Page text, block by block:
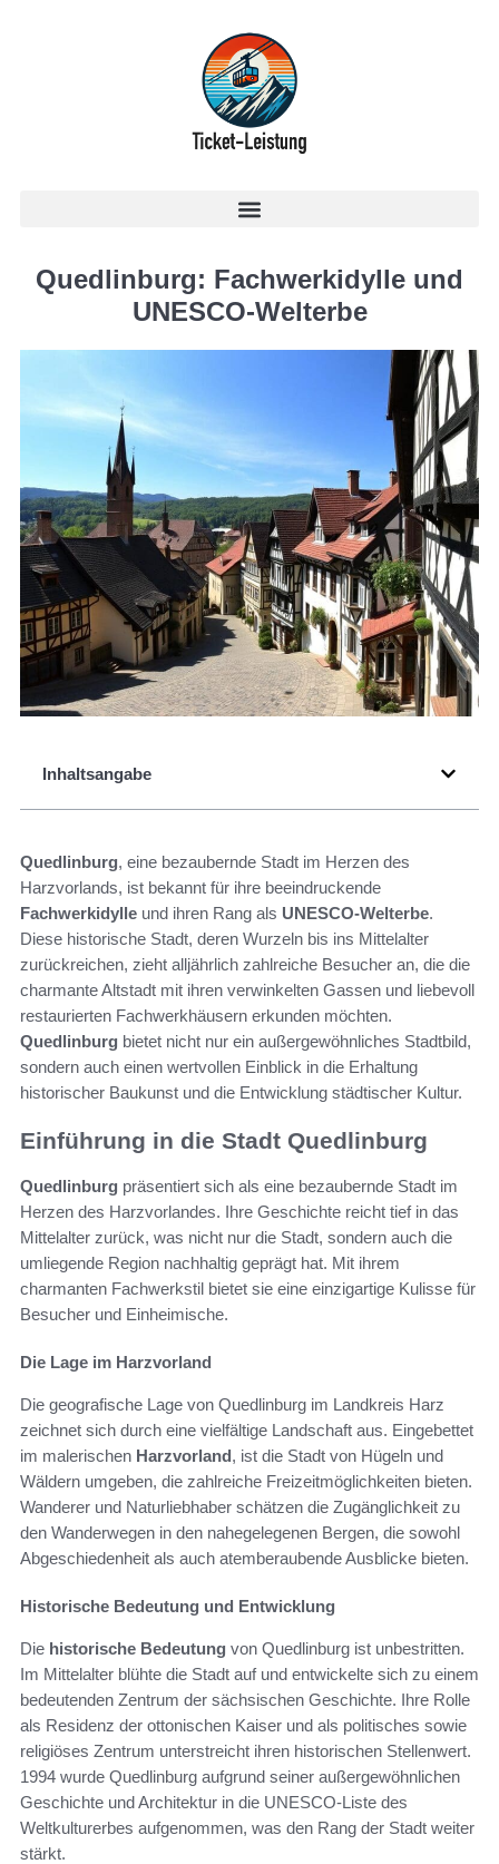
Quedlinburg: Fachwerkidylle und
UNESCO-Welterbe
Inhaltsangabe
Quedlinburg, eine bezaubernde Stadt im Herzen des
Harzvorlands, ist bekannt für ihre beeindruckende
Fachwerkidylle und ihren Rang als UNESCO-Welterbe.
Diese historische Stadt, deren Wurzeln bis ins Mittelalter
zurückreichen, zieht alljährlich zahlreiche Besucher an, die die
charmante Altstadt mit ihren verwinkelten Gassen und liebevoll
restaurierten Fachwerkhäusern erkunden möchten.
Quedlinburg bietet nicht nur ein außergewöhnliches Stadtbild,
sondern auch einen wertvollen Einblick in die Erhaltung
historischer Baukunst und die Entwicklung städtischer Kultur.
Einführung in die Stadt Quedlinburg
Quedlinburg präsentiert sich als eine bezaubernde Stadt im
Herzen des Harzvorlandes. Ihre Geschichte reicht tief in das
Mittelalter zurück, was nicht nur die Stadt, sondern auch die
umliegende Region nachhaltig geprägt hat. Mit ihrem
charmanten Fachwerkstil bietet sie eine einzigartige Kulisse für
Besucher und Einheimische.
Die Lage im Harzvorland
Die geografische Lage von Quedlinburg im Landkreis Harz
zeichnet sich durch eine vielfältige Landschaft aus. Eingebettet
im malerischen Harzvorland, ist die Stadt von Hügeln und
Wäldern umgeben, die zahlreiche Freizeitmöglichkeiten bieten.
Wanderer und Naturliebhaber schätzen die Zugänglichkeit zu
den Wanderwegen in den nahegelegenen Bergen, die sowohl
Abgeschiedenheit als auch atemberaubende Ausblicke bieten.
Historische Bedeutung und Entwicklung
Die historische Bedeutung von Quedlinburg ist unbestritten.
Im Mittelalter blühte die Stadt auf und entwickelte sich zu einem
bedeutenden Zentrum der sächsischen Geschichte. Ihre Rolle
als Residenz der ottonischen Kaiser und als politisches sowie
religiöses Zentrum unterstreicht ihren historischen Stellenwert.
1994 wurde Quedlinburg aufgrund seiner außergewöhnlichen
Geschichte und Architektur in die UNESCO-Liste des
Weltkulturerbes aufgenommen, was den Rang der Stadt weiter
stärkt.